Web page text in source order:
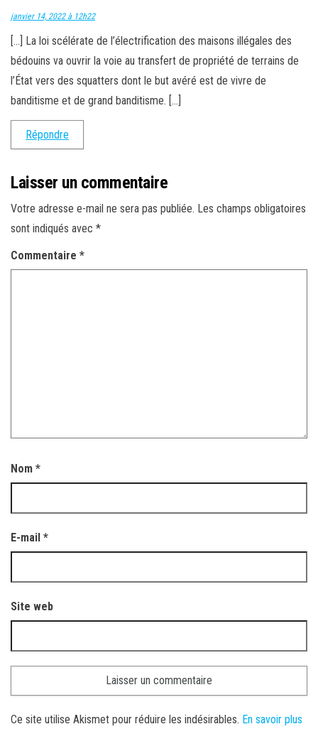
janvier 14, 2022 à 12h22
[…] La loi scélérate de l’électrification des maisons illégales des
bédouins va ouvrir la voie au transfert de propriété de terrains de
l’État vers des squatters dont le but avéré est de vivre de
banditisme et de grand banditisme. […]
Répondre
Laisser un commentaire
Votre adresse e-mail ne sera pas publiée. Les champs obligatoires
sont indiqués avec *
Commentaire *
Nom *
E-mail *
Site web
Ce site utilise Akismet pour réduire les indésirables. En savoir plus